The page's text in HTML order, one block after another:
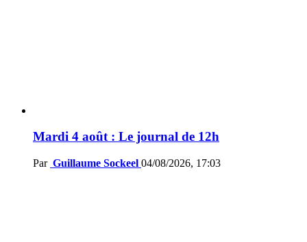
Mardi 4 août : Le journal de 12h
Par Guillaume Sockeel 04/08/2026, 17:03